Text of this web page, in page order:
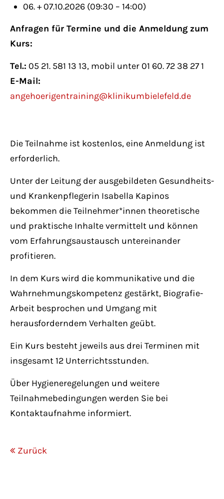
376-293 City Road, Suite 600
+44 1234 567 890
Drop us a line
About us
adipiscing elit.
Aenean commodo ligula eget dolor. Aenean
massa. Cum sociis natoque penatibus et
magnis dis parturient montes, nascetur
ridiculus mus. Donec quam felis, ultricies
06. + 07.10.2026 (09:30 – 14:00)
Anfragen für Termine und die Anmeldung zum
Kurs:
Tel.: 05 21. 581 13 13, mobil unter 01 60. 72 38 27 1
E-Mail:
angehoerigentraining@klinikumbielefeld.de
Die Teilnahme ist kostenlos, eine Anmeldung ist
erforderlich.
Unter der Leitung der ausgebildeten Gesundheits-
und Krankenpflegerin Isabella Kapinos
bekommen die Teilnehmer*innen theoretische
und praktische Inhalte vermittelt und können
vom Erfahrungsaustausch untereinander
profitieren.
In dem Kurs wird die kommunikative und die
Wahrnehmungskompetenz gestärkt, Biografie-
Arbeit besprochen und Umgang mit
herausforderndem Verhalten geübt.
Ein Kurs besteht jeweils aus drei Terminen mit
insgesamt 12 Unterrichtsstunden.
Über Hygieneregelungen und weitere
Teilnahmebedingungen werden Sie bei
Kontaktaufnahme informiert.
Zurück